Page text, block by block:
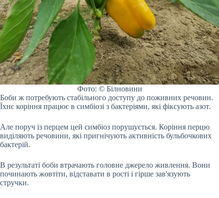
Фото: © Білновини
Боби ж потребують стабільного доступу до поживних речовин.
Їхнє коріння працює в симбіозі з бактеріями, які фіксують азот.
Але поруч із перцем цей симбіоз порушується. Коріння перцю
виділяють речовини, які пригнічують активність бульбочкових
бактерій.
В результаті боби втрачають головне джерело живлення. Вони
починають жовтіти, відставати в рості і гірше зав'язують
стручки.